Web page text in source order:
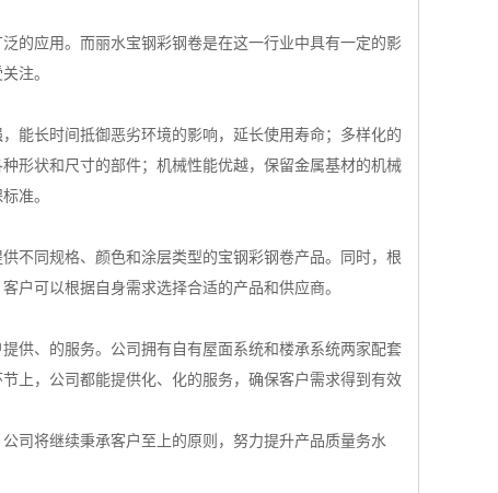
的应用。而丽水宝钢彩钢卷是在这一行业中具有一定的影
注。
能长时间抵御恶劣环境的影响，延长使用寿命；多样化的
形状和尺寸的部件；机械性能优越，保留金属基材的机械
准。
不同规格、颜色和涂层类型的宝钢彩钢卷产品。同时，根
户可以根据自身需求选择合适的产品和供应商。
供、的服务。公司拥有自有屋面系统和楼承系统两家配套
上，公司都能提供化、化的服务，确保客户需求得到有效
司将继续秉承客户至上的原则，努力提升产品质量务水